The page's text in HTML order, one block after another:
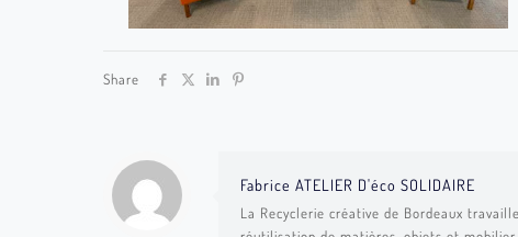
Share
Fabrice ATELIER D'éco SOLIDAIRE
La Recyclerie créative de Bordeaux